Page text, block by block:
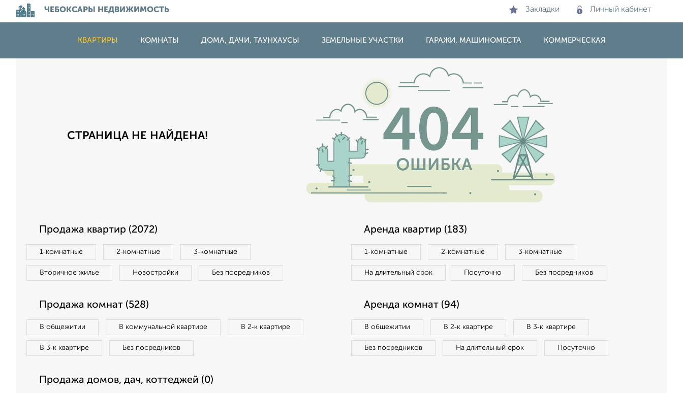
ЧЕБОКСАРЫ НЕДВИЖИМОСТЬ Закладки Личный кабинет
КВАРТИРЫ КОМНАТЫ ДОМА, ДАЧИ, ТАУНХАУСЫ ЗЕМЕЛЬНЫЕ УЧАСТКИ ГАРАЖИ, МАШИНОМЕСТА КОММЕРЧЕСКАЯ
СТРАНИЦА НЕ НАЙДЕНА!
Продажа квартир (2072)
1‑комнатные 2‑комнатные 3‑комнатные
Вторичное жилье Новостройки Без посредников
Аренда квартир (183)
1‑комнатные 2‑комнатные 3‑комнатные
На длительный срок Посуточно Без посредников
Продажа комнат (528)
В общежитии В коммунальной квартире В 2‑к квартире
В 3‑к квартире Без посредников
Аренда комнат (94)
В общежитии В 2‑к квартире В 3‑к квартире
Без посредников На длительный срок Посуточно
Продажа домов, дач, коттеджей (0)